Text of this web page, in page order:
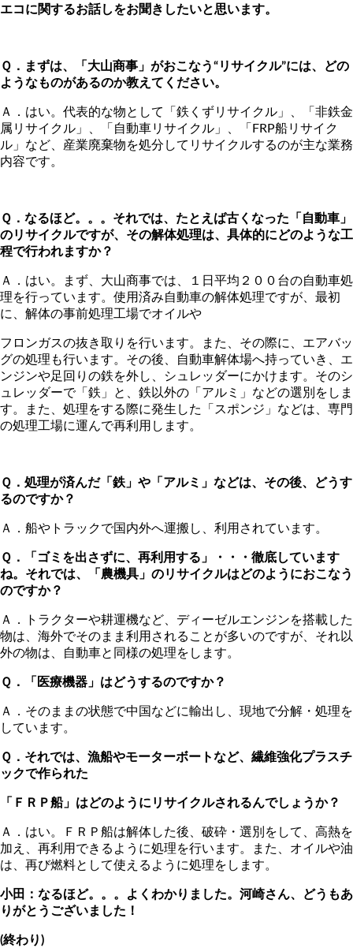
エコに関するお話しをお聞きしたいと思います。
Ｑ．まずは、「大山商事」がおこなう“リサイクル”には、どの
ようなものがあるのか教えてください。
Ａ．はい。代表的な物として「鉄くずリサイクル」、「非鉄金
属リサイクル」、「自動車リサイクル」、「FRP船リサイク
ル」など、産業廃棄物を処分してリサイクルするのが主な業務
内容です。
Ｑ．なるほど。。。それでは、たとえば古くなった「自動車」
のリサイクルですが、 その解体処理は、具体的にどのような工
程で行われますか？
Ａ．はい。まず、大山商事では、１日平均２００台の自動車処
理を行っています。使用済み自動車の解体処理ですが、最初
に、解体の事前処理工場でオイルや
フロンガスの抜き取りを行います。また、その際に、エアバッ
グの処理も行います。その後、自動車解体場へ持っていき、エ
ンジンや足回りの鉄を外し、シュレッダーにかけます。そのシ
ュレッダーで「鉄」と、鉄以外の「アルミ」などの選別をしま
す。また、処理をする際に発生した「スポンジ」などは、専門
の処理工場に運んで再利用します。
Ｑ．処理が済んだ「鉄」や「アルミ」などは、その後、どうす
るのですか？
Ａ．船やトラックで国内外へ運搬し、利用されています。
Ｑ．「ゴミを出さずに、再利用する」・・・徹底しています
ね。 それでは、「農機具」のリサイクルはどのようにおこなう
のですか？
Ａ．トラクターや耕運機など、ディーゼルエンジンを搭載した
物は、海外でそのまま利用されることが多いのですが、それ以
外の物は、自動車と同様の処理をします。
Ｑ．「医療機器」はどうするのですか？
Ａ．そのままの状態で中国などに輸出し、現地で分解・処理を
しています。
Ｑ．それでは、漁船やモーターボートなど、繊維強化プラスチ
ックで作られた
「ＦＲＰ船」はどのようにリサイクルされるんでしょうか？
Ａ．はい。ＦＲＰ船は解体した後、破砕・選別をして、高熱を
加え、再利用できるように処理を行います。また、オイルや油
は、再び燃料として使えるように処理をします。
小田：なるほど。。。よくわかりました。 河崎さん、どうもあ
りがとうございました！
(終わり)